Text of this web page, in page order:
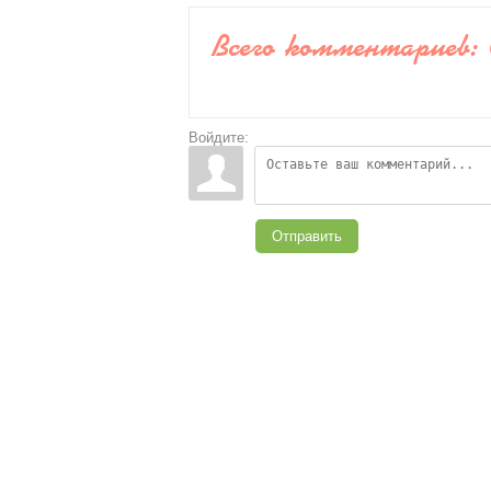
Всего комментариев:
Войдите:
Отправить